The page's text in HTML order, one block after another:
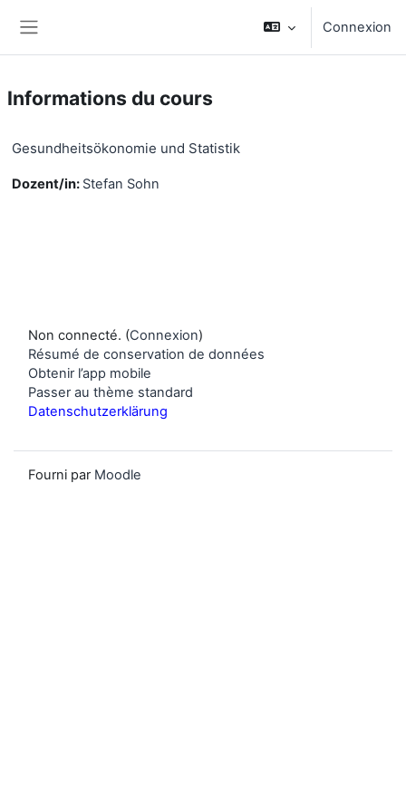
Connexion
Informations du cours
Gesundheitsökonomie und Statistik
Dozent/in: Stefan Sohn
Non connecté. (Connexion)
Résumé de conservation de données
Obtenir l’app mobile
Passer au thème standard
Datenschutzerklärung
Fourni par Moodle